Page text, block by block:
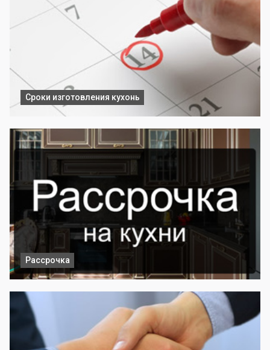
Сроки изготовления кухонь
Рассрочка